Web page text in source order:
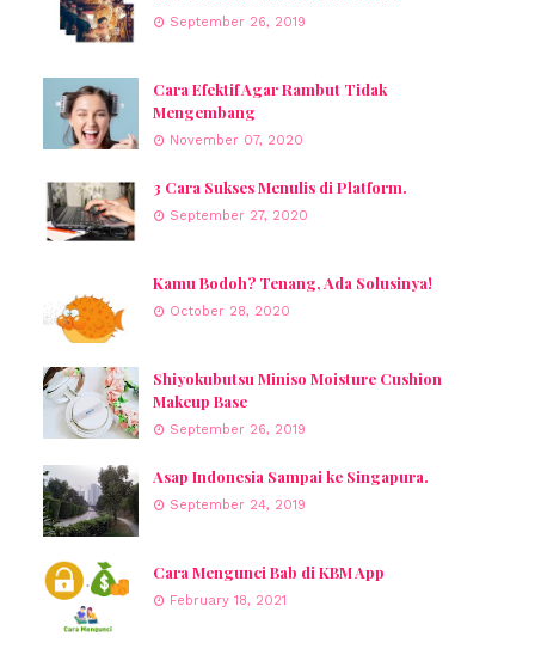
September 26, 2019
Cara Efektif Agar Rambut Tidak
Mengembang
November 07, 2020
3 Cara Sukses Menulis di Platform.
September 27, 2020
Kamu Bodoh? Tenang, Ada Solusinya!
October 28, 2020
Shiyokubutsu Miniso Moisture Cushion
Makeup Base
September 26, 2019
Asap Indonesia Sampai ke Singapura.
September 24, 2019
Cara Mengunci Bab di KBM App
February 18, 2021